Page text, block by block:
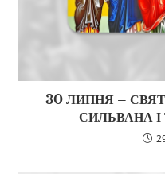
30 ЛИПНЯ –
СИЛЬВАНА